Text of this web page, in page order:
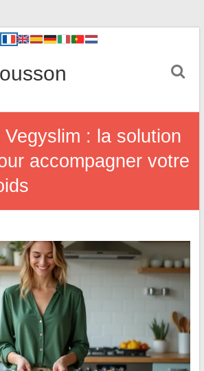
: la solution
accompagner votre